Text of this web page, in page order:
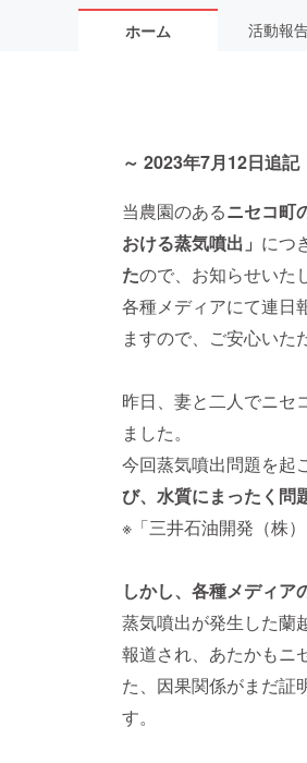
ホーム 活動報
～ 2023年7月12日追記
当農園のあるニセコ町
おける蒸気噴出」 につ
たので、お知らせいた
各種メディアにて連日
ますので、ご安心いた
昨日、妻と二人でニセ
ました。
今回蒸気噴出問題を起
び、水質にまったく問
※「三井石油開発（株
しかし、各種メディア
蒸気噴出が発生した蘭
報道され、あたかもニ
た、因果関係がまだ証
す。